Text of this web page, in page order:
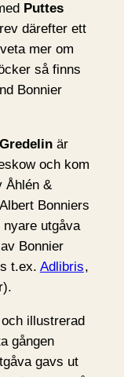
Puttes
därefter ett
mer om
så finns
Bonnier
är
och kom
Åhlén &
Bonniers
utgåva
Bonnier
t.ex. Adlibris,
illustrerad
gången
gavs ut